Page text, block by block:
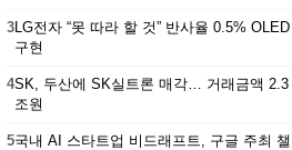
3LG전자 “못 따라 할 것” 반사율 0.5% OLED
구현
4SK, 두산에 SK실트론 매각… 거래금액 2.3
조원
5국내 AI 스타트업 비드래프트, 구글 주최 챌